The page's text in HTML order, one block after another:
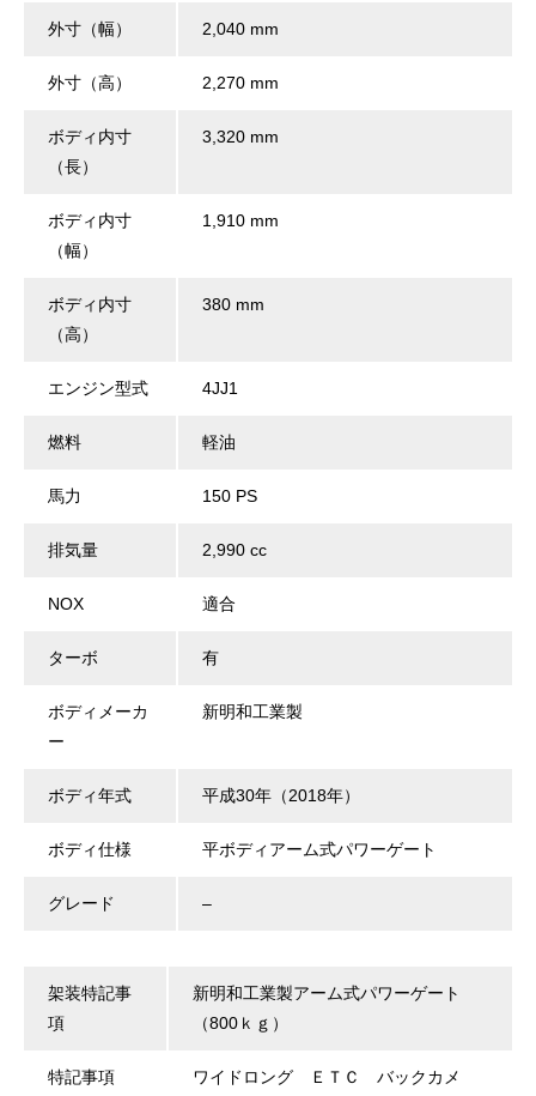
外寸（幅） 2,040 mm
外寸（高） 2,270 mm
ボディ内寸
（長）
3,320 mm
ボディ内寸
（幅）
1,910 mm
ボディ内寸
（高）
380 mm
エンジン型式 4JJ1
燃料 軽油
馬力 150 PS
排気量 2,990 cc
NOX 適合
ターボ 有
ボディメーカ
ー
新明和工業製
ボディ年式 平成30年（2018年）
ボディ仕様 平ボディアーム式パワーゲート
グレード –
架装特記事
項
新明和工業製アーム式パワーゲート
（800ｋｇ）
特記事項 ワイドロング ＥＴＣ バックカメ